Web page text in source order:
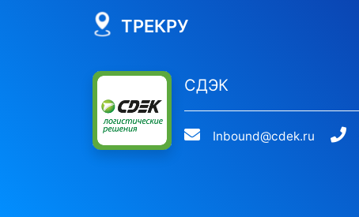
ТРЕКРУ
СДЭК
Inbound@cdek.ru